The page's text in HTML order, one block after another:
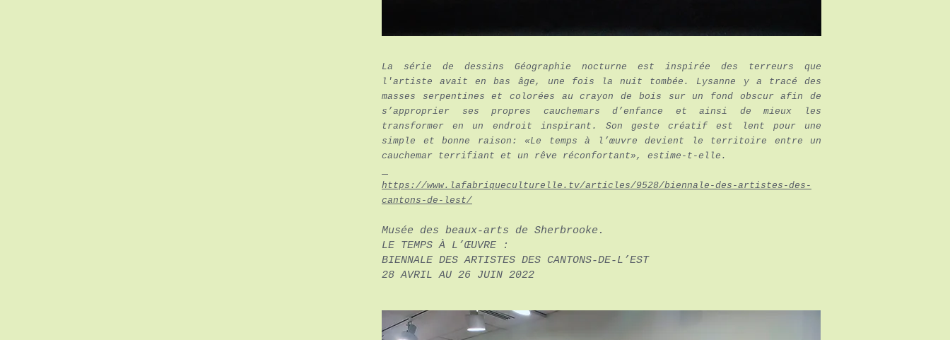
La série de dessins Géographie nocturne est inspirée des terreurs que
l'artiste avait en bas âge, une fois la nuit tombée. Lysanne y a tracé des
masses serpentines et colorées au crayon de bois sur un fond obscur afin de
s’approprier ses propres cauchemars d’enfance et ainsi de mieux les
transformer en un endroit inspirant. Son geste créatif est lent pour une
simple et bonne raison: «Le temps à l’œuvre devient le territoire entre un
cauchemar terrifiant et un rêve réconfortant», estime-t-elle.
https://www.lafabriqueculturelle.tv/articles/9528/biennale-des-artistes-des-
cantons-de-lest/
Musée des beaux-arts de Sherbrooke.
LE TEMPS À L’ŒUVRE :
BIENNALE DES ARTISTES DES CANTONS-DE-L’EST
28 AVRIL AU 26 JUIN 2022